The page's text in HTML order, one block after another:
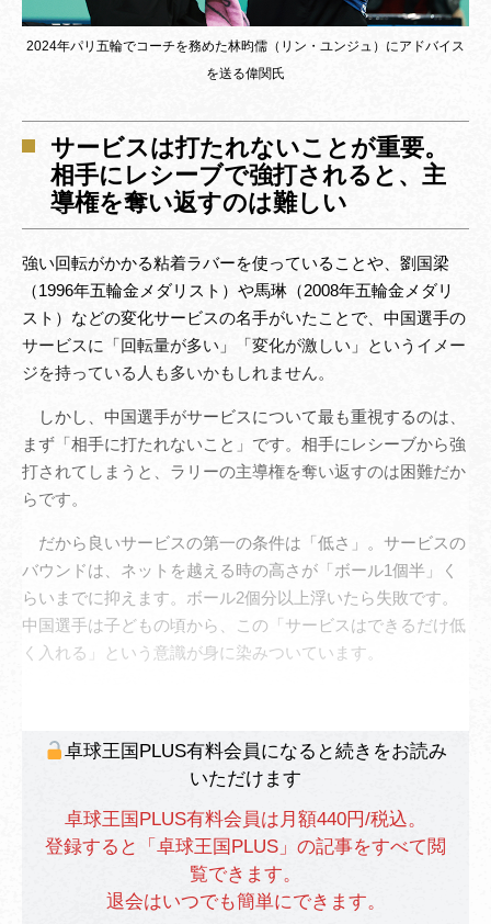
2024年パリ五輪でコーチを務めた林昀儒（リン・ユンジュ）にアドバイス
を送る偉関氏
サービスは打たれないことが重要。
相手にレシーブで強打されると、主
導権を奪い返すのは難しい
強い回転がかかる粘着ラバーを使っていることや、劉国梁
（1996年五輪金メダリスト）や馬琳（2008年五輪金メダリ
スト）などの変化サービスの名手がいたことで、中国選手の
サービスに「回転量が多い」「変化が激しい」というイメー
ジを持っている人も多いかもしれません。
しかし、中国選手がサービスについて最も重視するのは、
まず「相手に打たれないこと」です。相手にレシーブから強
打されてしまうと、ラリーの主導権を奪い返すのは困難だか
らです。
だから良いサービスの第一の条件は「低さ」。サービスの
バウンドは、ネットを越える時の高さが「ボール1個半」く
らいまでに抑えます。ボール2個分以上浮いたら失敗です。
中国選手は子どもの頃から、この「サービスはできるだけ低
く入れる」という意識が身に染みついています。
卓球王国PLUS有料会員になると続きをお読み
いただけます
卓球王国PLUS有料会員は月額440円/税込。
登録すると「卓球王国PLUS」の記事をすべて閲
覧できます。
退会はいつでも簡単にできます。